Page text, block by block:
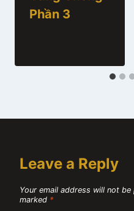
Phần 3
Leave a Reply
Your email address will not be
marked *